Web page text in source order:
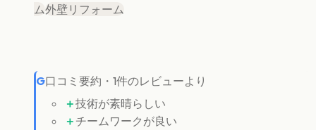
ム外壁リフォーム
G口コミ要約 ・ 1件のレビューより
＋技術が素晴らしい
＋ チームワークが良い